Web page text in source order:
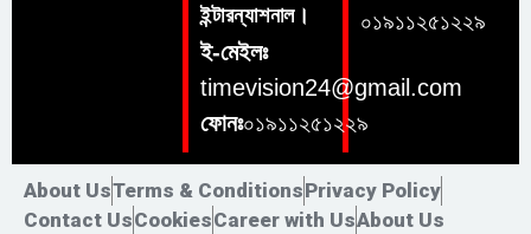
ইন্টারন্যাশনাল।
ই-মেইলঃ
timevision24@gmail.com
ফোনঃ০১৯১১২৫১২২৯
০১৯১১২৫১২২৯
About UsTerms & ConditionsPrivacy Policy
Contact UsCookiesCareer with UsAbout Us